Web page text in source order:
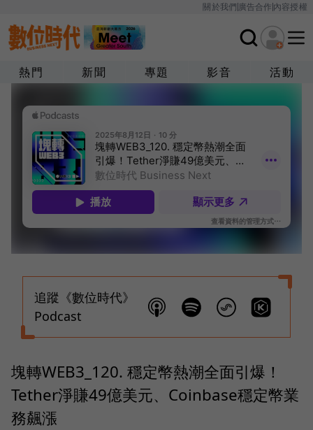
關於我們廣告合作內容授權
熱門 新聞 專題 影音 活動
追蹤《數位時代》
Podcast
塊轉WEB3_120. 穩定幣熱潮全面引爆！
Tether淨賺49億美元、Coinbase穩定幣業
務飆漲